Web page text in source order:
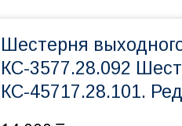
Шестерня
КС-3577.28.092
КС-45717.28.101.